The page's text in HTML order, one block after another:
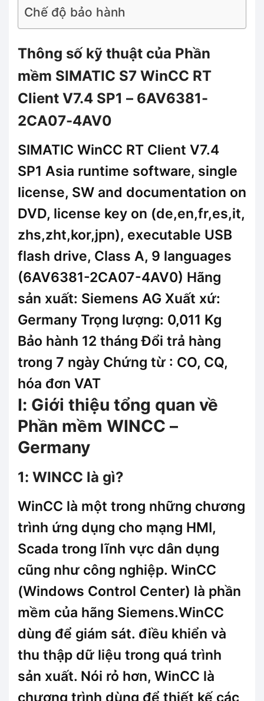
Chế độ bảo hành
Thông số kỹ thuật của Phần
mềm SIMATIC S7 WinCC RT
Client V7.4 SP1 – 6AV6381-
2CA07-4AV0
SIMATIC WinCC RT Client V7.4
SP1 Asia runtime software, single
license, SW and documentation on
DVD, license key on (de,en,fr,es,it,
zhs,zht,kor,jpn), executable USB
flash drive, Class A, 9 languages
(6AV6381-2CA07-4AV0) Hãng
sản xuất: Siemens AG Xuất xứ:
Germany Trọng lượng: 0,011 Kg
Bảo hành 12 tháng Đổi trả hàng
trong 7 ngày Chứng từ : CO, CQ,
hóa đơn VAT
I: Giới thiệu tổng quan về
Phần mềm WINCC –
Germany
1: WINCC là gì?
WinCC là một trong những chương
trình ứng dụng cho mạng HMI,
Scada trong lĩnh vực dân dụng
cũng như công nghiệp. WinCC
(Windows Control Center) là phần
mềm của hãng Siemens.WinCC
dùng để giám sát. điều khiển và
thu thập dữ liệu trong quá trình
sản xuất. Nói rỏ hơn, WinCC là
chương trình dùng để thiết kế các